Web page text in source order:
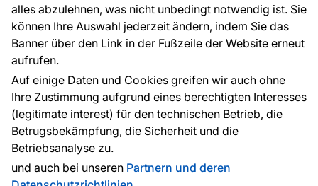
alles abzulehnen, was nicht unbedingt notwendig ist. Sie
können Ihre Auswahl jederzeit ändern, indem Sie das
Banner über den Link in der Fußzeile der Website erneut
aufrufen.
Auf einige Daten und Cookies greifen wir auch ohne
Ihre Zustimmung aufgrund eines berechtigten Interesses
(legitimate interest) für den technischen Betrieb, die
Betrugsbekämpfung, die Sicherheit und die
Betriebsanalyse zu.
und auch bei unseren Partnern und deren
service@tapeteneshop.de
Zahlungsarten:
Die Zahlungen werden geleistet von:
Schutz personenbezogener Daten